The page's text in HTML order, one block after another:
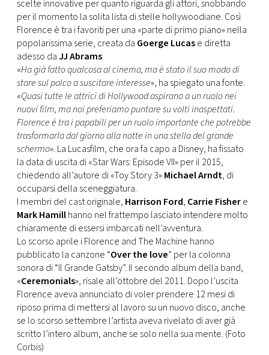
CONSIGLIA
scelte innovative per quanto riguarda gli attori, snobbando
per il momento la solita lista di stelle hollywoodiane. Così
Florence è tra i favoriti per una «parte di primo piano» nella
popolarissima serie, creata da Goerge Lucase diretta
adesso daJJ Abrams.
«Ha già fatto qualcosa al cinema, ma è stato il suo modo di
stare sul palco a suscitare interesse», ha spiegato una fonte.
«Quasi tutte le attrici di Hollywood aspirano a un ruolo nei
nuovi film, ma noi preferiamo puntare su volti inaspettati.
Florence è tra i papabili per un ruolo importante che potrebbe
trasformarla dal giorno alla notte in una stella del grande
schermo». La Lucasfilm, che ora fa capo a Disney, ha fissato
la data di uscita di «Star Wars: Episode VII» per il 2015,
chiedendo all’autore di «Toy Story 3»Michael Arndt, di
occuparsi della sceneggiatura.
I membri del cast originale, Harrison Ford, Carrie Fishere
Mark Hamillhanno nel frattempo lasciato intendere molto
chiaramente di essersi imbarcati nell’avventura.
Lo scorso aprile i Florence and The Machine hanno
pubblicato la canzone “Over the love” per la colonna
sonora di “Il Grande Gatsby”. Il secondo album della band,
«Ceremonials», risale all’ottobre del 2011. Dopo l’uscita
Florence aveva annunciato di voler prendere 12 mesi di
riposo prima di mettersi al lavoro su un nuovo disco, anche
se lo scorso settembre l’artista aveva rivelato di aver già
scritto l’intero album, anche se solo nella sua mente. (Foto
Corbis)